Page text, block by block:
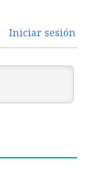
Iniciar sesión